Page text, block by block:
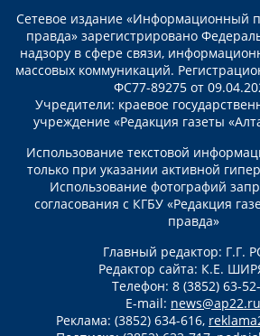
Сетевое издание «Информационный
правда» зарегистрировано
надзору в сфере связи,
массовых коммуникаций.
ФС77-89275 от
Учредители: краевое
учреждение «Редакция газеты
Использование текстовой
только при указании активной
Использование фотографий
согласования с КГБУ «Редакция
правда»
Главный редактор: Г.Г.
Редактор сайта: К.Е.
Телефон: 8 (3852) 63-
E-mail: news@ap22.ru
Реклама: (3852) 634-616,